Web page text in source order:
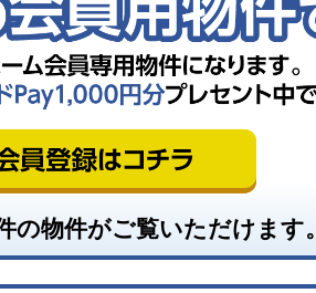
の物件がご覧いただけます。